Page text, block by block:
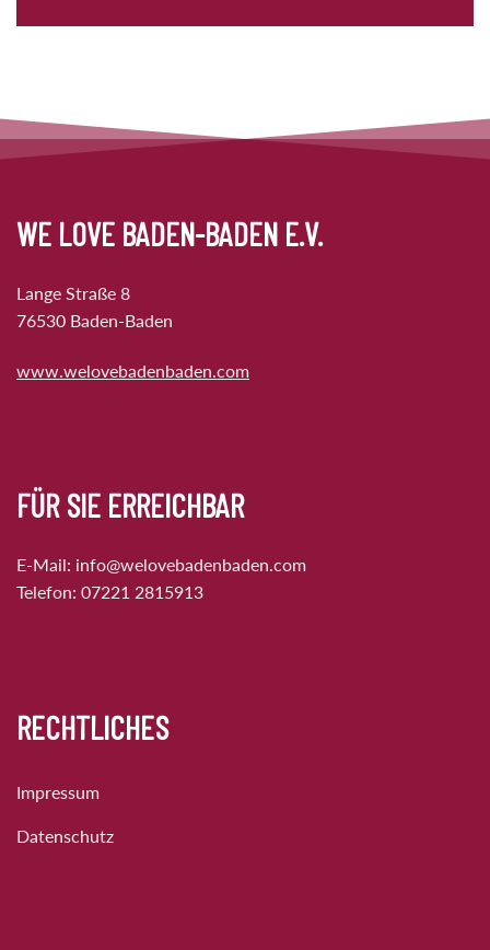
WE LOVE BADEN-BADEN E.V.
Lange Straße 8
76530 Baden-Baden
www.welovebadenbaden.com
FÜR SIE ERREICHBAR
E-Mail: info@welovebadenbaden.com
Telefon: 07221 2815913
RECHTLICHES
Impressum
Datenschutz